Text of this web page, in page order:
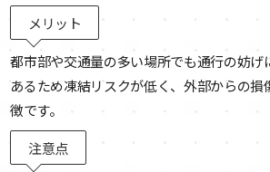
メリット
都市部や交通量の多い場所でも通行の妨げ
あるため凍結リスクが低く、外部からの損
徴です。
注意点